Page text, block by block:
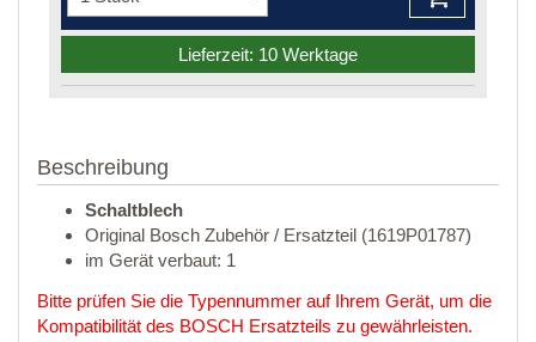
Lieferzeit: 10 Werktage
Beschreibung
Schaltblech
Original Bosch Zubehör / Ersatzteil (1619P01787)
im Gerät verbaut: 1
Bitte prüfen Sie die Typennummer auf Ihrem Gerät, um die
Kompatibilität des BOSCH Ersatzteils zu gewährleisten.